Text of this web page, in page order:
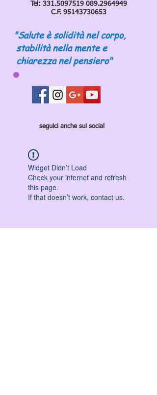
Tel: 331.5097519 089.2964949
C.F. 95143730653
"Salute è solidità nel corpo,
stabilità nella mente e
chiarezza nel pensiero"
seguici anche sui social
Widget Didn’t Load
Check your internet and refresh
this page.
If that doesn’t work, contact us.